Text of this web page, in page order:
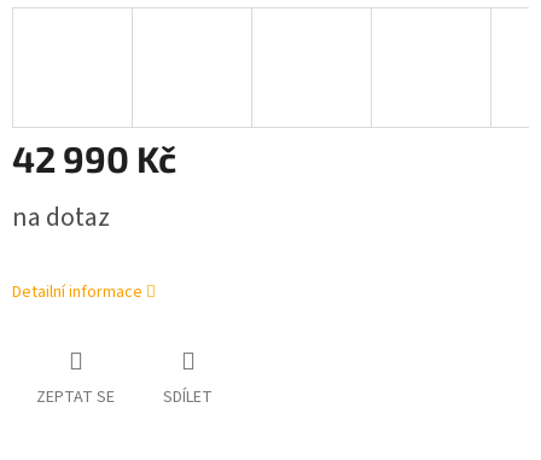
42 990 Kč
cena:
na dotaz
Detailní informace
ZEPTAT SE SDÍLET